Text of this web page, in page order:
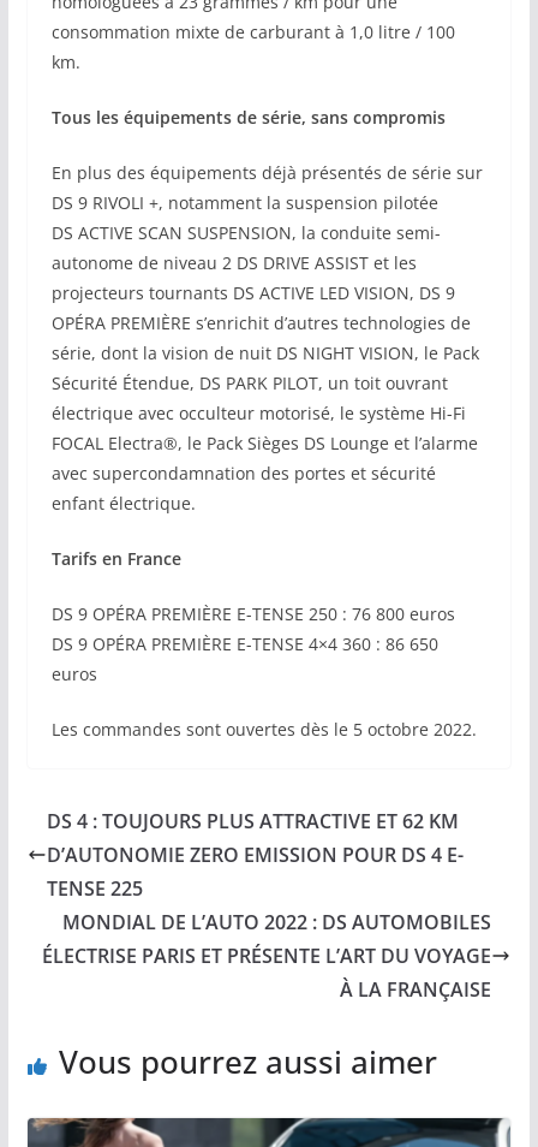
consommation mixte de carburant à 1,0 litre / 100
km.
Tous les équipements de série, sans compromis
En plus des équipements déjà présentés de série sur
DS 9 RIVOLI +, notamment la suspension pilotée
DS ACTIVE SCAN SUSPENSION, la conduite semi-
autonome de niveau 2 DS DRIVE ASSIST et les
projecteurs tournants DS ACTIVE LED VISION, DS 9
OPÉRA PREMIÈRE s’enrichit d’autres technologies de
série, dont la vision de nuit DS NIGHT VISION, le Pack
Sécurité Étendue, DS PARK PILOT, un toit ouvrant
électrique avec occulteur motorisé, le système Hi-Fi
FOCAL Electra®, le Pack Sièges DS Lounge et l’alarme
avec supercondamnation des portes et sécurité
enfant électrique.
Tarifs en France
DS 9 OPÉRA PREMIÈRE E-TENSE 250 : 76 800 euros
DS 9 OPÉRA PREMIÈRE E-TENSE 4×4 360 : 86 650
euros
Les commandes sont ouvertes dès le 5 octobre 2022.
DS 4 : TOUJOURS PLUS ATTRACTIVE ET 62 KM
D’AUTONOMIE ZERO EMISSION POUR DS 4 E-
TENSE 225
MONDIAL DE L’AUTO 2022 : DS AUTOMOBILES
ÉLECTRISE PARIS ET PRÉSENTE L’ART DU VOYAGE
À LA FRANÇAISE
Vous pourrez aussi aimer